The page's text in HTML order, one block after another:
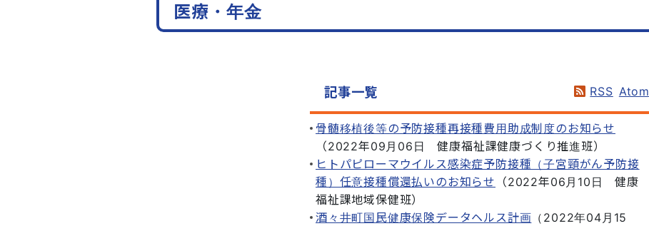
医療・年金
記事一覧 RSS Atom
骨髄移植後等の予防接種再接種費用助成制度のお知らせ
（2022年09月06日 健康福祉課健康づくり推進班）
ヒトパピローマウイルス感染症予防接種（子宮頸がん予防接
種）任意接種償還払いのお知らせ （2022年06月10日
健康
福祉課地域保健班）
酒々井町国民健康保険データヘルス計画 （ 2022年04月15